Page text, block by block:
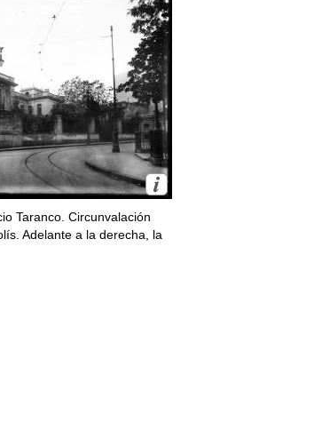
Taranco. Circunvalación
Adelante a la derecha, la